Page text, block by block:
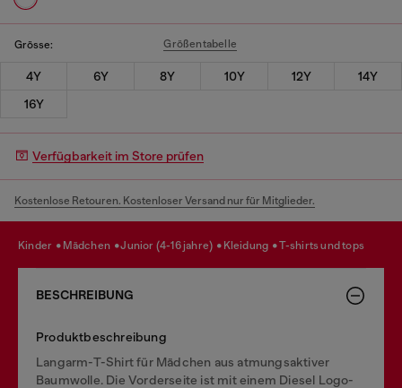
Grösse: Größentabelle
4Y 6Y 8Y 10Y 12Y
14Y
16Y
Verfügbarkeit im Store prüfen
Kostenlose Retouren. Kostenloser Versand nur für Mitglieder.
kinder mädchen junior (4-16 jahre) kleidung t-shirts und tops
BESCHREIBUNG
Produktbeschreibung
Langarm-T-Shirt für Mädchen aus atmungsaktiver
Baumwolle. Die Vorderseite ist mit einem Diesel Logo-